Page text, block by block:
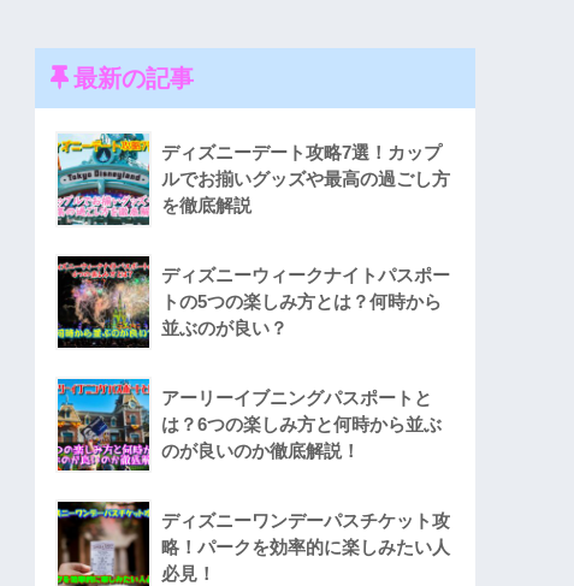
最新の記事
ディズニーデート攻略7選！カップ
ルでお揃いグッズや最高の過ごし方
を徹底解説
ディズニーウィークナイトパスポー
トの5つの楽しみ方とは？何時から
並ぶのが良い？
アーリーイブニングパスポートと
は？6つの楽しみ方と何時から並ぶ
のが良いのか徹底解説！
ディズニーワンデーパスチケット攻
略！パークを効率的に楽しみたい人
必見！